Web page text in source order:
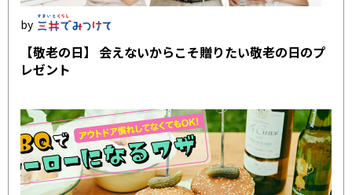
【敬老の日】 会えないからこそ贈りたい敬老の日のプ
レゼント